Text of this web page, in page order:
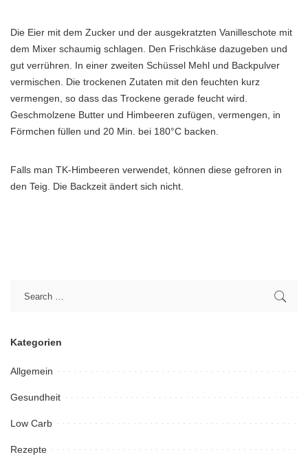
Die Eier mit dem Zucker und der ausgekratzten Vanilleschote mit
dem Mixer schaumig schlagen. Den Frischkäse dazugeben und
gut verrühren. In einer zweiten Schüssel Mehl und Backpulver
vermischen. Die trockenen Zutaten mit den feuchten kurz
vermengen, so dass das Trockene gerade feucht wird.
Geschmolzene Butter und Himbeeren zufügen, vermengen, in
Förmchen füllen und 20 Min. bei 180°C backen.
Falls man TK-Himbeeren verwendet, können diese gefroren in
den Teig. Die Backzeit ändert sich nicht.
Kategorien
Allgemein
Gesundheit
Low Carb
Rezepte